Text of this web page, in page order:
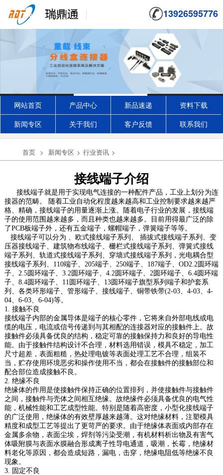
13926595776
网站首页 产品中心 新品速递
资料下载
新闻专区
关于我们 客户反馈 联系我们
首页 > 新闻专区 > 行业资讯 >
接线端子介绍
接线端子就是用于实现电气连接的一种配件产品，工业上划分为连
接器的范畴。 随着工业自动化程度越来越高和工业控制要求越来越严
格、精确，接线端子的用量逐渐上涨。随着电子行业的发展，接线端
子的使用范围越来越多，而且种类也越来越多。目前用得最广泛的除
了PCB板端子外，还有五金端子，螺帽端子，弹簧端子等等。
接线端子可以分为 、欧式接线端子系列、 插拔式接线端子系列、变
压器接线端子、建筑物布线端子、栅栏式接线端子系列、弹簧式接线
端子系列、轨道式接线端子系列、穿墙式接线端子系列，光电耦合型
接线端子系列、110端子、205端子、250端子、187端子、OD2.2圆环端
子、2.5圆环端子、3.2圆环端子、4.2圆环端子、2圆环端子、6.4圆环端
子、8.4圆环端子、11圆环端子、13圆环端子旗型系列端子和护套系
列、各类环形端子、管形端子、接线端子、铜带铁带(2-03、4-03、4-
04、6-03、6-04)等。
1. 接触不良
接线端子内部的金属导体是端子的核心零件，它将来自外部电线或电
缆的电压，电流或信号传递到与其相配的连接器对应的接触件上。故
接触件必须具备优良的结构，稳定可靠的接触保持力和良好的导电性
能。由于接触件结构设计不合理，材料选用错误，模具不稳定，加工
尺寸超差，表面粗糙，热处理电镀等表面处理工艺不合理，组装不
当，贮存使用环境恶劣和操作使用不当，都会在接触件的接触部位和
配合部位造成接触不良。
2. 绝缘不良
绝缘体的作用是使接触件保持正确的位置排列，并使接触件与接触件
之间，接触件与壳体之间相互绝缘。故绝缘件必须具备优良的电气性
能，机械性能和工艺成型性能。特别是随着高密度，小型化接线端子
的广泛使用，绝缘体的有效壁厚越来越薄。这对绝缘材料，注塑模具
精度和成型工艺等提出了更苛严的要求。由于绝缘体表面或内部存在
金属多余物，表面尘埃，焊剂等污染受潮，有机材料析出物及有害气
体吸附膜与表面水膜融合形成离子性导电通道，吸潮，长霉，绝缘材
料老化等原因，都会造成短路，漏电，击穿，绝缘电阻低等绝缘不良
现象。
3. 固定不良